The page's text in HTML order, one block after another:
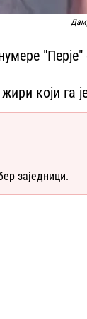
који га
заједници.